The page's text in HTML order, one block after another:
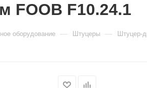
FOOB F10.24.1
оборудование — Штуцеры — Штуцер-